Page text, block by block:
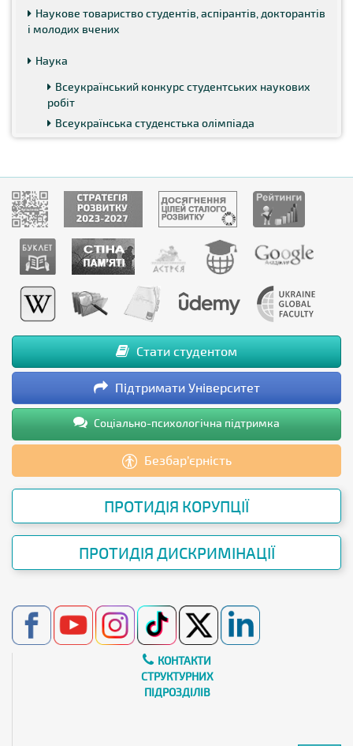
Наукове товариство студентів, аспірантів, докторантів
і молодих вчених
Наука
Всеукраїнський конкурс студентських наукових
робіт
Всеукраїнська студенстька олімпіада
Стати студентом
Підтримати Університет
Соціально-психологічна підтримка
Безбар’єрність
ПРОТИДІЯ КОРУПЦІЇ
ПРОТИДІЯ ДИСКРИМІНАЦІЇ
КОНТАКТИ
СТРУКТУРНИХ
ПІДРОЗДІЛІВ